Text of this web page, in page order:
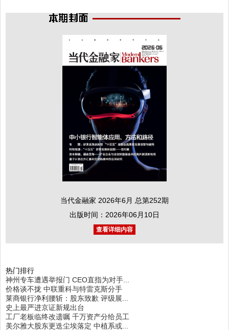
当代金融家 2026年6月 总第252期
出版时间：2026年06月10日
查看详细内容
热门排行
神州专车遭遇举报门 CEO直指为对手...
价格谈不拢 中联重科与特雷克斯分手
莱商银行净利腰斩：股东致歉 评级展...
史上最严进京证新规出台
工厂老板临终改遗嘱 千万资产分给员工
美尔雅大股东更迭尘埃落定 中植系或...